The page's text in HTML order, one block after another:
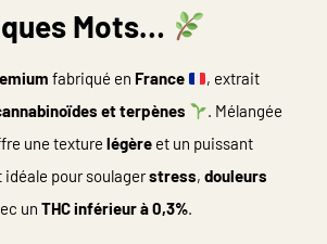
Mots…
fabriqué en France
, extrait
et terpènes
. Mélangée
une texture légère et un puissant
idéale pour soulagerstress, douleurs
un THC inférieur à 0,3%.